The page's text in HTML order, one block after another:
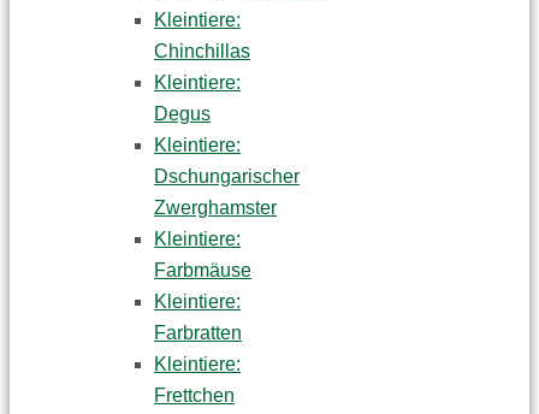
Kleintiere:
Chinchillas
Kleintiere:
Degus
Kleintiere:
Dschungarischer
Zwerghamster
Kleintiere:
Farbmäuse
Kleintiere:
Farbratten
Kleintiere:
Frettchen